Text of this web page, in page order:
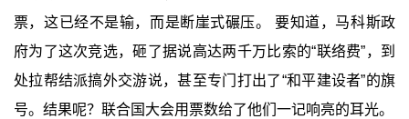
票，这已经不是输，而是断崖式碾压。 要知道，马科斯政
府为了这次竞选，砸了据说高达两千万比索的“联络费”，到
处拉帮结派搞外交游说，甚至专门打出了“和平建设者”的旗
号。结果呢？联合国大会用票数给了他们一记响亮的耳光。